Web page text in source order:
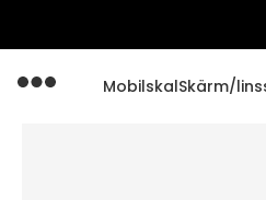
MobilskalSkärm/